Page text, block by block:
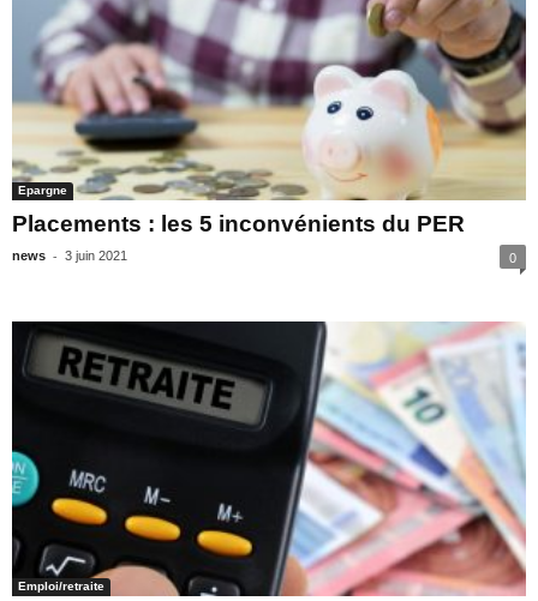
Epargne
Placements : les 5 inconvénients du PER
news - 3 juin 2021 0
Emploi/retraite